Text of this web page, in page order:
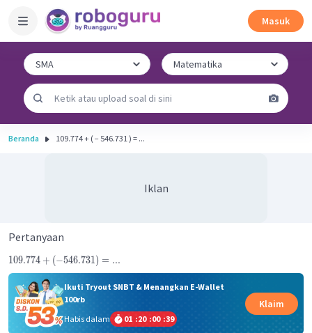
Masuk
Beranda 109.774 + ( − 546.731 ) = ...
Iklan
Pertanyaan
109.774 + (−546.731) = ...
Ikuti Tryout SNBT & Menangkan E-Wallet
100rb
Habis dalam
01 :20 :00 :39
Klaim